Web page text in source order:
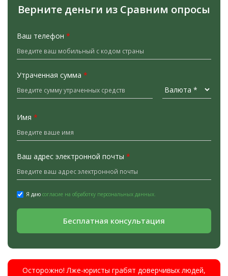
Верните деньги из Сравним опросы
Ваш телефон *
Утраченная сумма *
Имя *
Ваш адрес электронной почты *
Я даю согласие на обработку персональных данных.
Бесплатная консультация
Осторожно! Лже-юристы грабят доверчивых людей,